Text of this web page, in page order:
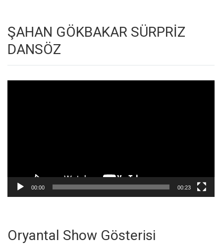
ŞAHAN GÖKBAKAR SÜRPRİZ
DANSÖZ
00:00 00:23
Oryantal Show Gösterisi